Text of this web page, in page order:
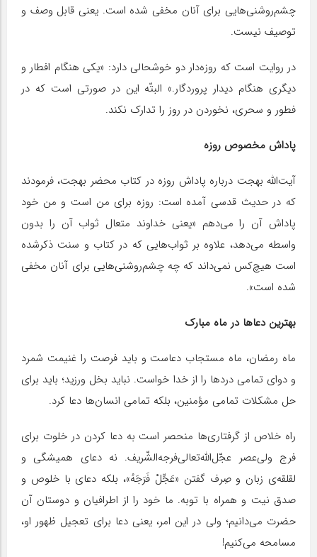
چشم‌روشنی‌هایی براى آنان مخفى شده است. یعنى قابل وصف و
توصیف نیست.
در روایت است که روزه‌دار دو خوشحالى دارد: «یکى هنگام افطار و
دیگرى هنگام دیدار پروردگار.» البتّه این در صورتى است که در
فطور و سحرى، نخوردن در روز را تدارک نکند.
پاداش مخصوص روزه
آیت‌الله بهجت درباره پاداش روزه در کتاب محضر بهجت، فرمودند
که در حدیث قدسی آمده است: روزه برای من است و من خود
پاداش آن را می‌دهم «یعنی خداوند متعال ثواب آن را بدون
واسطه می‌دهد، علاوه بر ثواب‌هایی که در کتاب و سنت ذکرشده
است هیچ‌کس نمی‌داند که چه چشم‌روشنی‌هایی برای آنان مخفی
شده است».
بهترین دعاها در ماه مبارک
ماه رمضان، ماه مستجاب دعاست و‌ باید فرصت را غنیمت شمرد
و دوای تمامی دردها را از خدا خواست. نباید بخل ورزید؛ باید برای
حل مشکلات تمامی مؤمنین، بلکه تمامی انسان‌ها دعا کرد.
راه خلاص از گرفتارى‌ها منحصر است به دعا کردن در خلوت براى
فرج ولى‌عصر عجّل‌اللّه‌تعالى‌فرجه‌الشّریف. نه دعاى همیشگى و
لقلقه‌ى زبان و صِرف گفتن «عَجِّلْ فَرَجَهُ»، بلکه دعاى با خلوص و
صدق نیت و همراه با توبه. ما خود را از اطرافیان و دوستان آن
حضرت مى‏‌دانیم؛ ولى در این امر، یعنى دعا براى تعجیل ظهور او،
مسامحه مى‌‏کنیم!